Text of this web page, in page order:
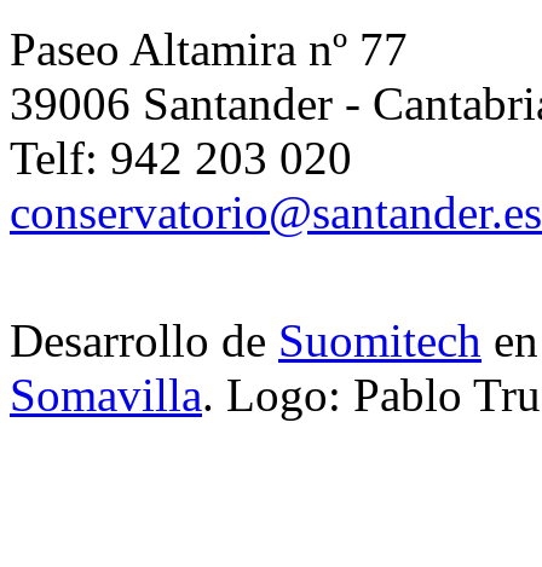
Paseo Altamira nº 77
39006 Santander -
Telf: 942 203 020
conservatorio@santander.es
Desarrollo de Suomitech
Somavilla. Logo: Pablo